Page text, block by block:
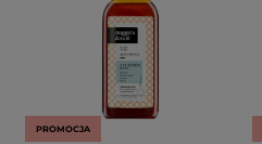
PROMOCJA